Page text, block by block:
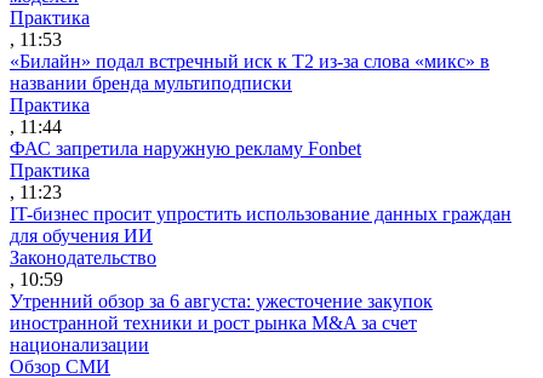
Практика
, 11:53
«Билайн» подал встречный иск к Т2 из-за слова «микс» в
названии бренда мультиподписки
Практика
, 11:44
ФАС запретила наружную рекламу Fonbet
Практика
, 11:23
IT-бизнес просит упростить использование данных граждан
для обучения ИИ
Законодательство
, 10:59
Утренний обзор за 6 августа: ужесточение закупок
иностранной техники и рост рынка M&A за счет
национализации
Обзор СМИ